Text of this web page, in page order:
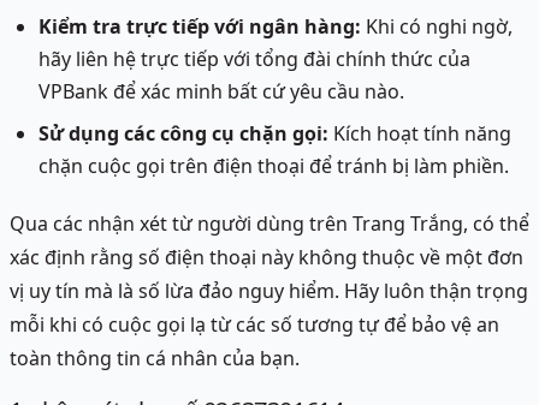
Kiểm tra trực tiếp với ngân hàng: Khi có nghi ngờ,
hãy liên hệ trực tiếp với tổng đài chính thức của
VPBank để xác minh bất cứ yêu cầu nào.
Sử dụng các công cụ chặn gọi: Kích hoạt tính năng
chặn cuộc gọi trên điện thoại để tránh bị làm phiền.
Qua các nhận xét từ người dùng trên Trang Trắng, có thể
xác định rằng số điện thoại này không thuộc về một đơn
vị uy tín mà là số lừa đảo nguy hiểm. Hãy luôn thận trọng
mỗi khi có cuộc gọi lạ từ các số tương tự để bảo vệ an
toàn thông tin cá nhân của bạn.